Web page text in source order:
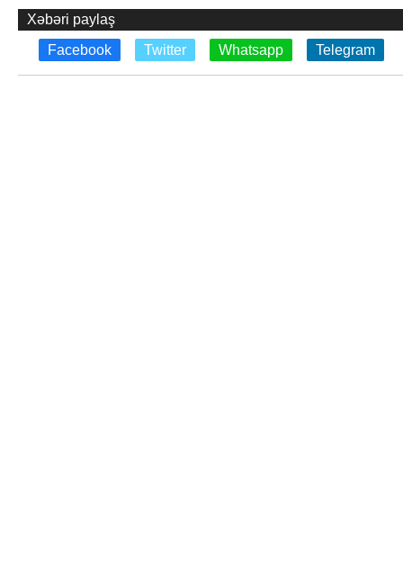
Xəbəri paylaş
Facebook
Twitter Whatsapp Telegram